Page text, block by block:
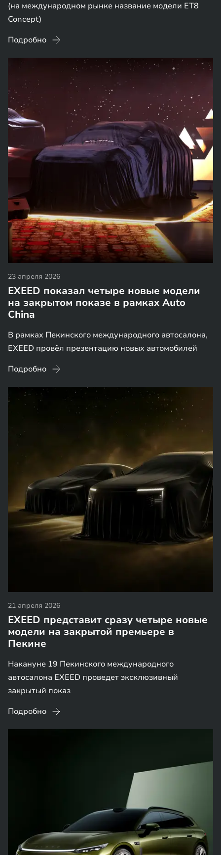
(на международном рынке название модели ET8
Concept)
Подробно
23 апреля 2026
EXEED показал четыре новые модели
на закрытом показе в рамках Auto
China
В рамках Пекинского международного автосалона,
EXEED провёл презентацию новых автомобилей
Подробно
21 апреля 2026
EXEED представит сразу четыре новые
модели на закрытой премьере в
Пекине
Накануне 19 Пекинского международного
автосалона EXEED проведет эксклюзивный
закрытый показ
Подробно